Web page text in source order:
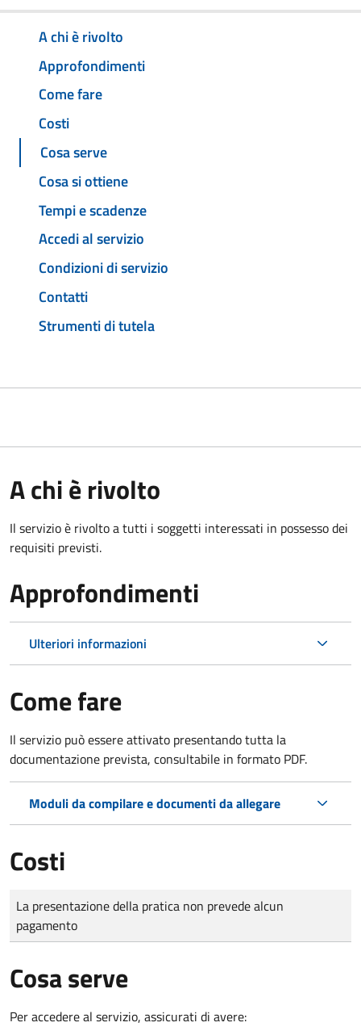
A chi è rivolto
Approfondimenti
Come fare
Costi
Cosa serve
Cosa si ottiene
Tempi e scadenze
Accedi al servizio
Condizioni di servizio
Contatti
Strumenti di tutela
A chi è rivolto
Il servizio è rivolto a tutti i soggetti interessati in possesso dei
requisiti previsti.
Approfondimenti
Ulteriori informazioni
Come fare
Il servizio può essere attivato presentando tutta la
documentazione prevista, consultabile in formato PDF.
Moduli da compilare e documenti da allegare
Costi
Tipo di pagamento
Importo
La presentazione della pratica non prevede alcun
pagamento
Cosa serve
Per accedere al servizio, assicurati di avere: